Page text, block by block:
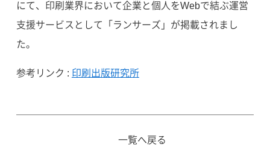
にて、印刷業界において企業と個人をWebで結ぶ運営
支援サービスとして「ランサーズ」が掲載されまし
た。
参考リンク : 印刷出版研究所
一覧へ戻る